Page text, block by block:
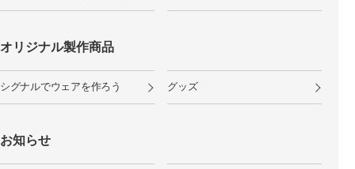
オリジナル製作商品
シグナルでウェアを作ろう グッズ
お知らせ